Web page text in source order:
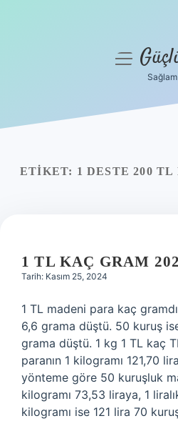
Yasal Uyarı
menüyü
ETIKET: 1 DESTE 200
1 TL KAÇ GRAM
Tarih: Kasım 25, 2024
1 TL madeni para kaç
6,6 grama düştü. 50 kuruş
grama düştü. 1 kg 1 TL kaç
paranın 1 kilogramı 121,70
yönteme göre 50 kuruşluk
kilogramı 73,53 liraya, 1
kilogramı ise 121 lira 70